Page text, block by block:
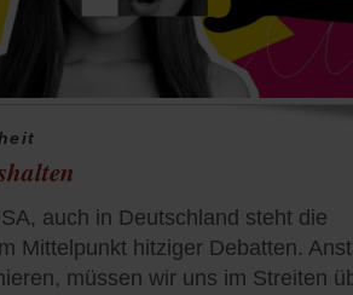
auch in Deutschland steht die
Mittelpunkt hitziger Debatten.
müssen wir uns im Streiten